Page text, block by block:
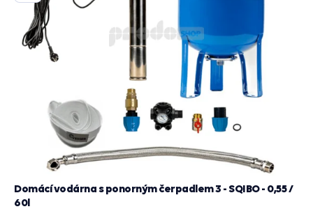
Domácí vodárna s ponorným čerpadlem 3 - SQIBO - 0,55 /
60l